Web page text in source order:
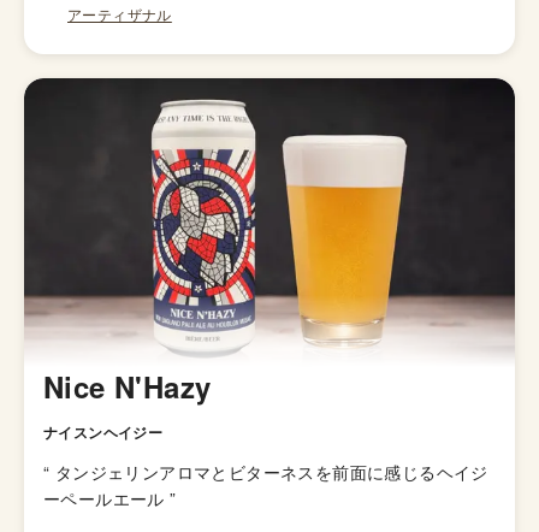
アーティザナル
Nice N'Hazy
ナイスンヘイジー
“ タンジェリンアロマとビターネスを前面に感じるヘイジ
ーペールエール ”